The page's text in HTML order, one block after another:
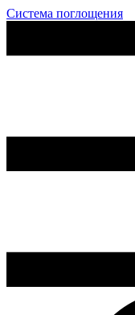
Система поглощения